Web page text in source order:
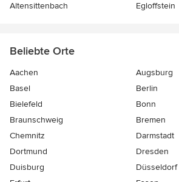
Altensittenbach Egloffstein
Beliebte Orte
Aachen
Augsburg
Basel
Berlin
Bielefeld
Bonn
Braunschweig
Bremen
Chemnitz
Darmstadt
Dortmund
Dresden
Duisburg
Düsseldorf